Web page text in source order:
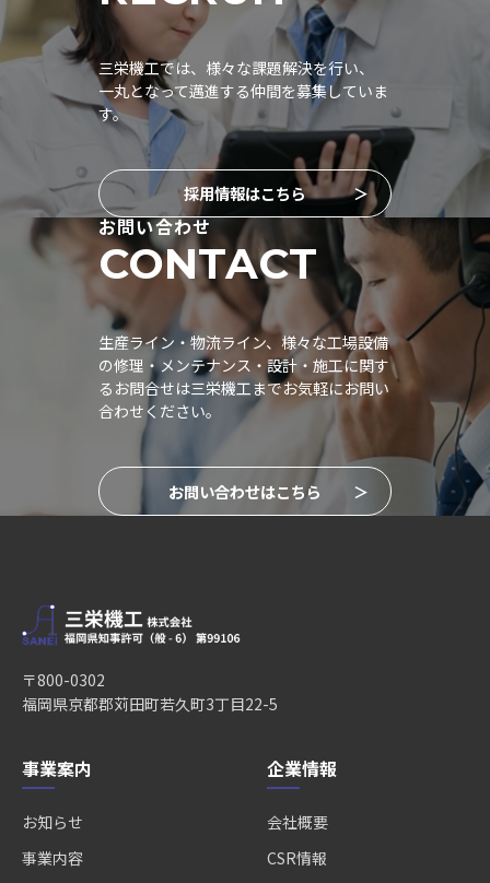
三栄機工では、様々な課題解決を行い、
一丸となって邁進する仲間を募集していま
す。
採用情報はこちら
お問い合わせ
CONTACT
生産ライン・物流ライン、様々な工場設備
の修理・メンテナンス・設計・施工に関す
るお問合せは三栄機工までお気軽にお問い
合わせください。
お問い合わせはこちら
〒800-0302
福岡県京都郡苅田町若久町3丁目22-5
事業案内
お知らせ
事業内容
企業情報
会社概要
CSR情報